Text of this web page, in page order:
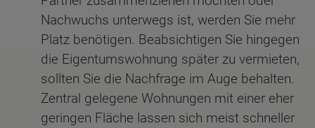
Nachwuchs unterwegs ist, werden Sie mehr
Platz benötigen. Beabsichtigen Sie hingegen
die Eigentumswohnung später zu vermieten,
sollten Sie die Nachfrage im Auge behalten.
Zentral gelegene Wohnungen mit einer eher
geringen Fläche lassen sich meist schneller